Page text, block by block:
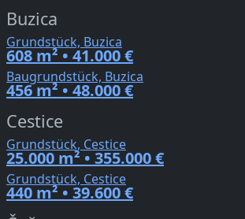
Buzica
Grundstück, Buzica
608 m² • 41.000 €
Baugrundstück, Buzica
456 m² • 48.000 €
Cestice
Grundstück, Cestice
25.000 m² • 355.000 €
Grundstück, Cestice
440 m² • 39.600 €